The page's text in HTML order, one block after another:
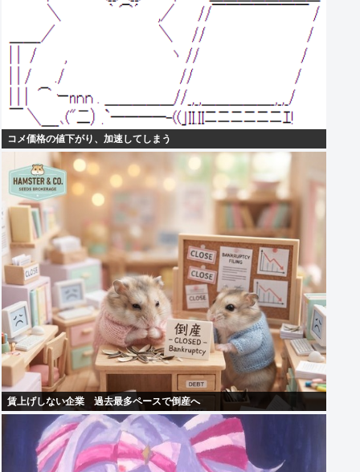
コメ価格の値下がり、加速してしまう
賃上げしない企業 過去最多ペースで倒産へ